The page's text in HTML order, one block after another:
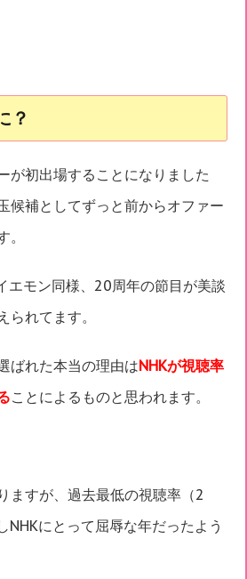
？
が初出場することになりました
候補としてずっと前からオファー
エモン同様、20周年の節目が美談
られてます。
ばれた本当の理由はNHKが視聴率
ことによるものと思われます。
ますが、過去最低の視聴率（2
NHKにとって屈辱な年だったよう